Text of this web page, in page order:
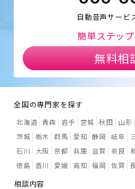
自動音声サービ
簡単ステッ
無料相
全国の専門家を探す
北海道 青森 岩手 宮城 秋田 山形
茨城 栃木 群馬 愛知 静岡 岐阜
石川
大阪 京都 兵庫 滋賀 奈良
徳島 香川 愛媛 高知 福岡 佐賀
相談内容